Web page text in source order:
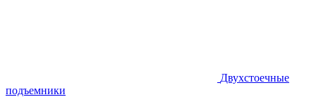
Двухстоечные
подъемники